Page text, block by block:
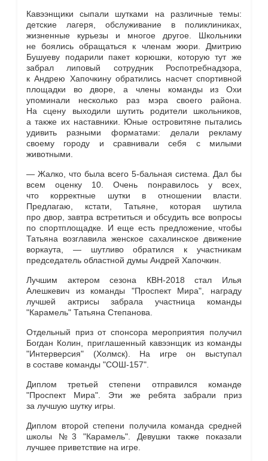
Кавээнщики сыпали шутками на различные темы:
детские лагеря, обслуживание в поликлиниках,
жизненные курьезы и многое другое. Школьники
не боялись обращаться к членам жюри. Дмитрию
Бушуеву подарили пакет корюшки, которую тут же
забрал липовый сотрудник Роспотребнадзора,
к Андрею Хапочкину обратились насчет спортивной
площадки во дворе, а члены команды из Охи
упоминали несколько раз мэра своего района.
На сцену выходили шутить родители школьников,
а также их наставники. Юные островитяне пытались
удивить разными форматами: делали рекламу
своему городу и сравнивали себя с милыми
животными.
— Жалко, что была всего 5-бальная система. Дал бы
всем оценку 10. Очень понравилось у всех,
что корректные шутки в отношении власти.
Предлагаю, кстати, Татьяне, которая шутила
про двор, завтра встретиться и обсудить все вопросы
по спортплощадке. И еще есть предложение, чтобы
Татьяна возглавила женское сахалинское движение
воркаута, — шутливо обратился к участникам
председатель областной думы Андрей Хапочкин.
Лучшим актером сезона КВН-2018 стал Илья
Алешкевич из команды "Проспект Мира", награду
лучшей актрисы забрала участница команды
"Карамель" Татьяна Степанова.
Отдельный приз от спонсора мероприятия получил
Богдан Колин, приглашенный кавээнщик из команды
"Интерверсия" (Холмск). На игре он выступал
в составе команды "СОШ-157".
Диплом третьей степени отправился команде
"Проспект Мира". Эти же ребята забрали приз
за лучшую шутку игры.
Диплом второй степени получила команда средней
школы №3 "Карамель". Девушки также показали
лучшее приветствие на игре.